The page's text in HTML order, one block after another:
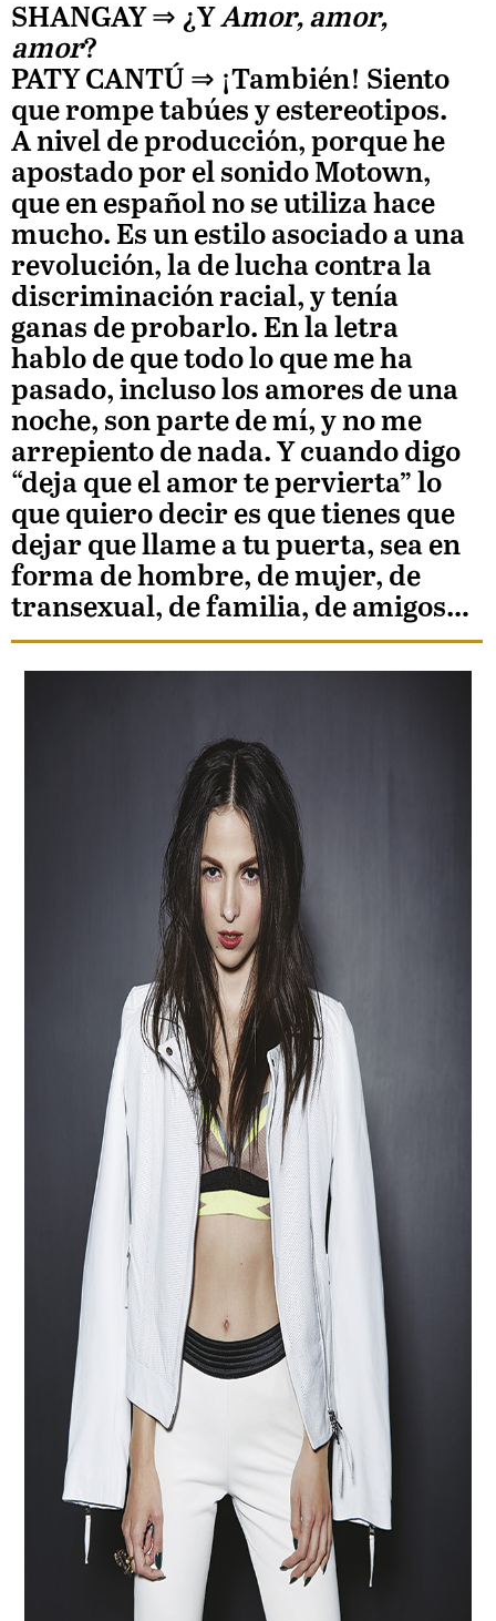
SHANGAY ⇒ ¿YAmor, amor,
amor?
PATY CANTÚ ⇒ ¡También! Siento
que rompe tabúes y estereotipos.
A nivel de producción, porque he
apostado por el sonido Motown,
que en español no se utiliza hace
mucho. Es un estilo asociado a una
revolución, la de lucha contra la
discriminación racial, y tenía
ganas de probarlo. En la letra
hablo de que todo lo que me ha
pasado, incluso los amores de una
noche, son parte de mí, y no me
arrepiento de nada. Y cuando digo
“deja que el amor te pervierta” lo
que quiero decir es que tienes que
dejar que llame a tu puerta, sea en
forma de hombre, de mujer, de
transexual, de familia, de amigos…